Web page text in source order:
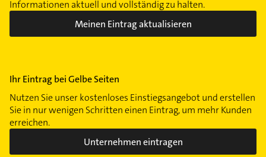
Informationen aktuell und vollständig zu halten.
Meinen Eintrag aktualisieren
Ihr Eintrag bei Gelbe Seiten
Nutzen Sie unser kostenloses Einstiegsangebot und erstellen
Sie in nur wenigen Schritten einen Eintrag, um mehr Kunden
erreichen.
Unternehmen eintragen